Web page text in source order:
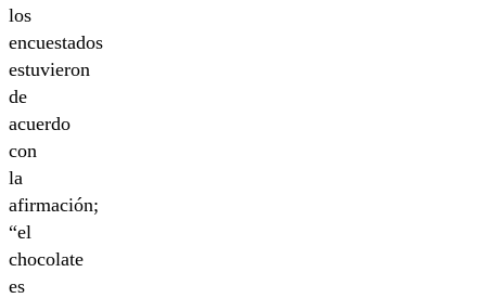
los
encuestados
estuvieron
de
acuerdo
con
la
afirmación;
“el
chocolate
es